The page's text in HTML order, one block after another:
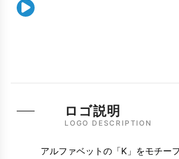

LOGO DESCRIPTION
ロゴ説明
アルファベットの「K」をモチー